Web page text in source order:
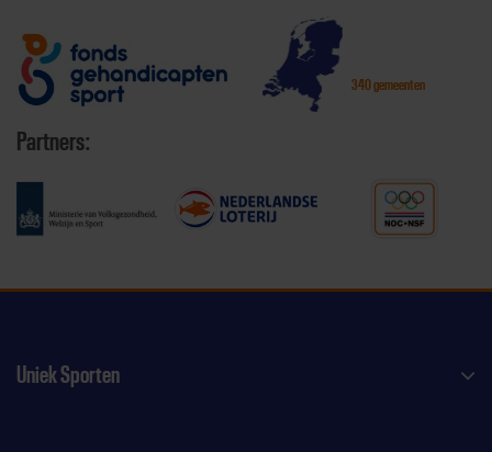
340 gemeenten
Partners:
Uniek Sporten